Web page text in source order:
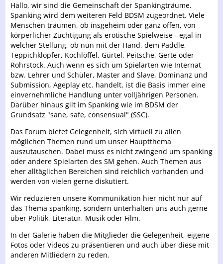
Hallo, wir sind die Gemeinschaft der Spankingträume.
Spanking wird dem weiteren Feld BDSM zugeordnet. Viele
Menschen träumen, ob insgeheim oder ganz offen, von
körperlicher Züchtigung als erotische Spielweise - egal in
welcher Stellung, ob nun mit der Hand, dem Paddle,
Teppichklopfer, Kochlöffel, Gürtel, Peitsche, Gerte oder
Rohrstock. Auch wenn es sich um Spielarten wie Internat
bzw. Lehrer und Schüler, Master and Slave, Dominanz und
Submission, Ageplay etc. handelt, ist die Basis immer eine
einvernehmliche Handlung unter volljährigen Personen.
Darüber hinaus gilt im Spanking wie im BDSM der
Grundsatz "sane, safe, consensual" (SSC).
Das Forum bietet Gelegenheit, sich virtuell zu allen
möglichen Themen rund um unser Hauptthema
auszutauschen. Dabei muss es nicht zwingend um spanking
oder andere Spielarten des SM gehen. Auch Themen aus
eher alltäglichen Bereichen sind reichlich vorhanden und
werden von vielen gerne diskutiert.
Wir reduzieren unsere Kommunikation hier nicht nur auf
das Thema spanking, sondern unterhalten uns auch gerne
über Politik, Literatur, Musik oder Film.
In der Galerie haben die Mitglieder die Gelegenheit, eigene
Fotos oder Videos zu präsentieren und auch über diese mit
anderen Mitliedern zu reden.